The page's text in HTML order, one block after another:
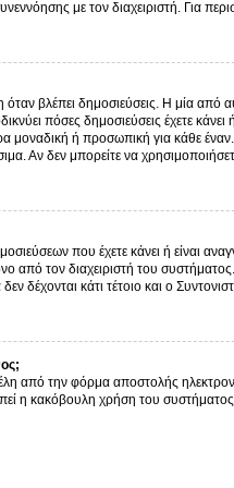
με τον διαχειριστή. Για
βλέπει δημοσιεύσεις. Η μία από
πόσες δημοσιεύσεις έχετε
μοναδική ή προσωπική για κάθε έναν.
Αν δεν μπορείτε να
που έχετε κάνει ή είναι
από τον διαχειριστή του
κάτι τέτοιο και ο
από την φόρμα αποστολής
η κακόβουλη χρήση του